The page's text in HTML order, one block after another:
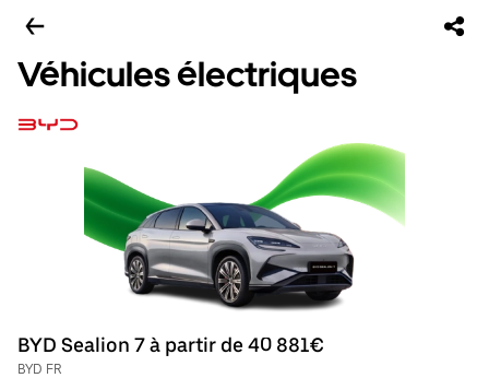
Véhicules électriques
BYD Sealion 7 à partir de 40 881€
BYD FR